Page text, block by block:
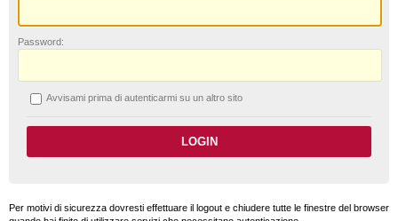
Password:
Avvisami prima di autenticarmi su un altro sito
Per motivi di sicurezza dovresti effettuare il logout e chiudere tutte le finestre del browser